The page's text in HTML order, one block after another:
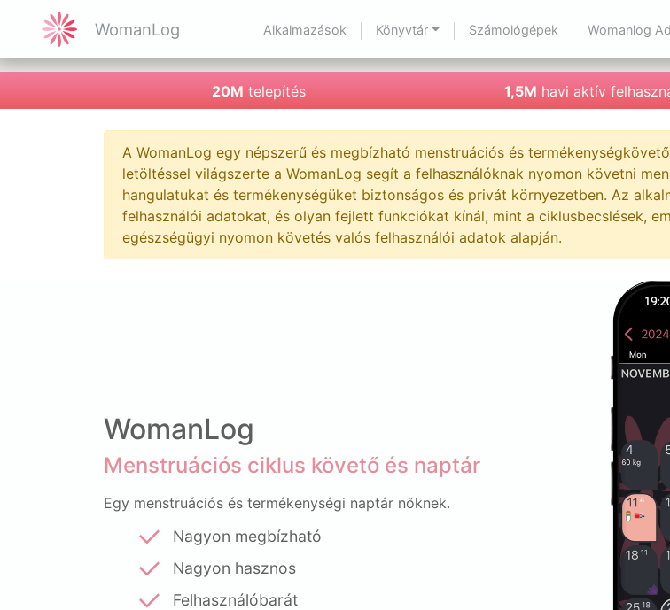
WomanLog Alkalmazások Könyvtár Számológépek Womanlog
20M telepítés 1,5M havi aktív
A WomanLog egy népszerű és megbízható menstruációs és
letöltéssel világszerte a WomanLog segít a felhasználóknak nyomon követni
hangulatukat és termékenységüket biztonságos és privát környezetben. Az
felhasználói adatokat, és olyan fejlett funkciókat kínál, mint a ciklusbecslések,
egészségügyi nyomon követés valós felhasználói adatok alapján.
WomanLog
Menstruációs ciklus követő és naptár
Egy menstruációs és termékenységi naptár nőknek.
Nagyon megbízható
Nagyon hasznos
Felhasználóbarát